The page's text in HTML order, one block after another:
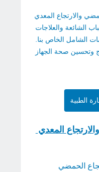
والارتجاع المعدي
الشائعة والعلاجات
الشامل الخاص بنا.
وتحسين صحة الجهاز
الطبية
المعدي
الحمضي